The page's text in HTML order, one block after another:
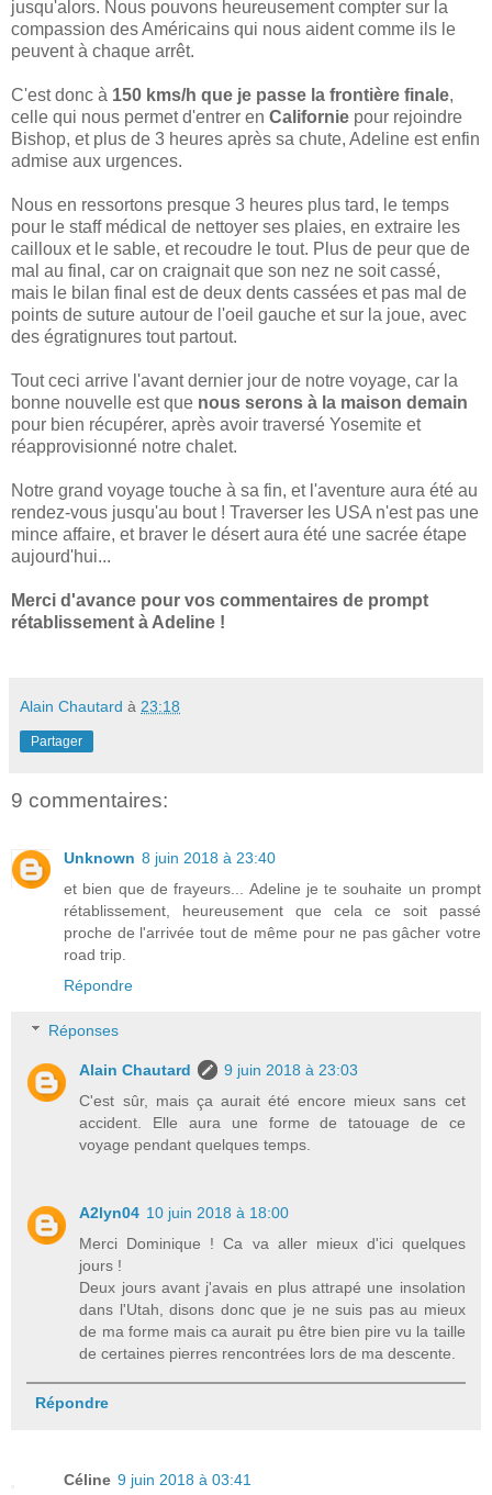
jusqu'alors. Nous pouvons heureusement compter sur la
compassion des Américains qui nous aident comme ils le
peuvent à chaque arrêt.
C'est donc à 150 kms/h que je passe la frontière finale,
celle qui nous permet d'entrer en Californie pour rejoindre
Bishop, et plus de 3 heures après sa chute, Adeline est enfin
admise aux urgences.
Nous en ressortons presque 3 heures plus tard, le temps
pour le staff médical de nettoyer ses plaies, en extraire les
cailloux et le sable, et recoudre le tout. Plus de peur que de
mal au final, car on craignait que son nez ne soit cassé,
mais le bilan final est de deux dents cassées et pas mal de
points de suture autour de l'oeil gauche et sur la joue, avec
des égratignures tout partout.
Tout ceci arrive l'avant dernier jour de notre voyage, car la
bonne nouvelle est que nous serons à la maison demain
pour bien récupérer, après avoir traversé Yosemite et
réapprovisionné notre chalet.
Notre grand voyage touche à sa fin, et l'aventure aura été au
rendez-vous jusqu'au bout ! Traverser les USA n'est pas une
mince affaire, et braver le désert aura été une sacrée étape
aujourd'hui...
Merci d'avance pour vos commentaires de prompt
rétablissement à Adeline !
Alain Chautard à 23:18
Partager
9 commentaires:
Unknown 8 juin 2018 à 23:40
et bien que de frayeurs... Adeline je te souhaite un prompt
rétablissement, heureusement que cela ce soit passé
proche de l'arrivée tout de même pour ne pas gâcher votre
road trip.
Répondre
Réponses
Alain Chautard
9 juin 2018 à 23:03
C'est sûr, mais ça aurait été encore mieux sans cet
accident. Elle aura une forme de tatouage de ce
voyage pendant quelques temps.
A2lyn04 10 juin 2018 à 18:00
Merci Dominique ! Ca va aller mieux d'ici quelques
jours !
Deux jours avant j'avais en plus attrapé une insolation
dans l'Utah, disons donc que je ne suis pas au mieux
de ma forme mais ca aurait pu être bien pire vu la taille
de certaines pierres rencontrées lors de ma descente.
Répondre
Céline 9 juin 2018 à 03:41